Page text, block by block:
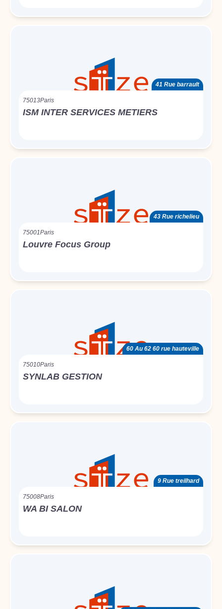
41 Rue barrault
75013Paris
ISM INTER SERVICES METIERS
43 Rue richelieu
75001Paris
Louvre Focus Group
60 Au 62 60 rue hauteville
75010Paris
SYNLAB GESTION
9 Rue treilhard
75008Paris
WA BI SALON